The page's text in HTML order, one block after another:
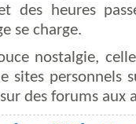
des heures
se charge.
nostalgie,
sites personnels
des forums aux